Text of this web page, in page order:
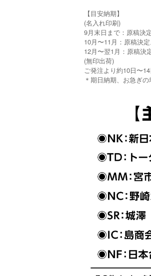
【目安納期】
(名入れ印刷)
9月末日まで：原稿決
10月〜11月：原稿決
12月〜翌1月：原稿決
(無印出荷)
ご発注より約10日〜
＊期日納期、お急ぎ